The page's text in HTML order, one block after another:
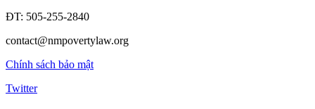
ĐT: 505-255-2840
contact@nmpovertylaw.org
Chính sách bảo mật
Twitter